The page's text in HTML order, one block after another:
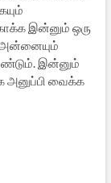
இன்னும் ஒரு
அன்னையும்
இன்னும்
அனுப்பி வைக்க